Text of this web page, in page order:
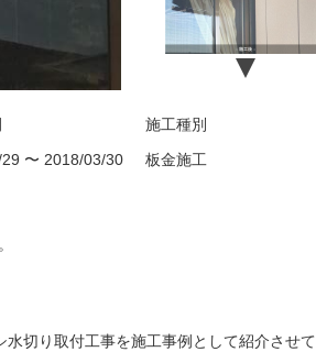
〜 2018/03/30
施工種別
板金施工
切り取付工事を施工事例として紹介させて